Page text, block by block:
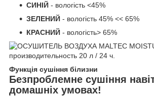
СИНІЙ - вологість <45%
ЗЕЛЕНИЙ - вологість 45% << 65%
КРАСНИЙ - вологість> 65%
Функція сушіння білизни
Безпроблемне сушіння
домашніх умовах!